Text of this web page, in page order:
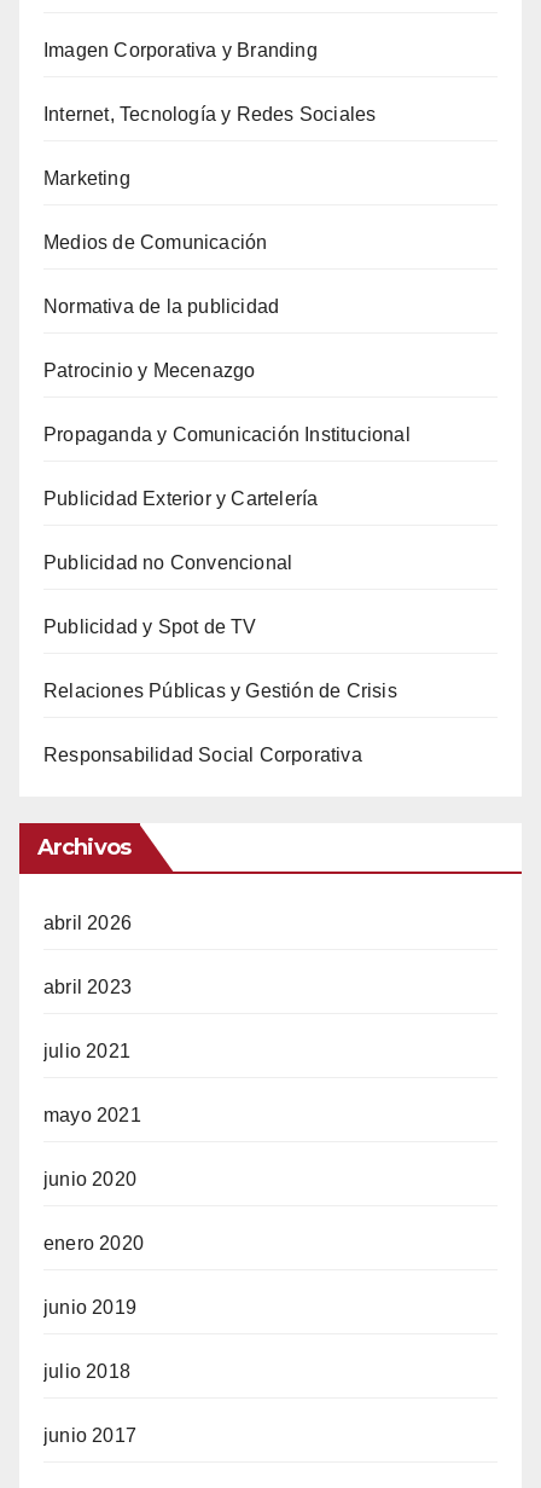
Imagen Corporativa y Branding
Internet, Tecnología y Redes Sociales
Marketing
Medios de Comunicación
Normativa de la publicidad
Patrocinio y Mecenazgo
Propaganda y Comunicación Institucional
Publicidad Exterior y Cartelería
Publicidad no Convencional
Publicidad y Spot de TV
Relaciones Públicas y Gestión de Crisis
Responsabilidad Social Corporativa
Archivos
abril 2026
abril 2023
julio 2021
mayo 2021
junio 2020
enero 2020
junio 2019
julio 2018
junio 2017